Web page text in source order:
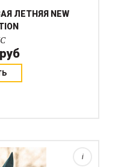
ЛЕТНЯЯ NEW
i